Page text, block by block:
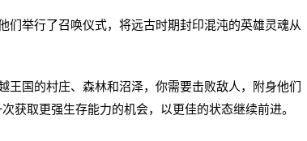
举行了召唤仪式，将远古时期封印混沌的英雄灵魂从
国的村庄、森林和沼泽，你需要击败敌人，附身他们
获取更强生存能力的机会，以更佳的状态继续前进。